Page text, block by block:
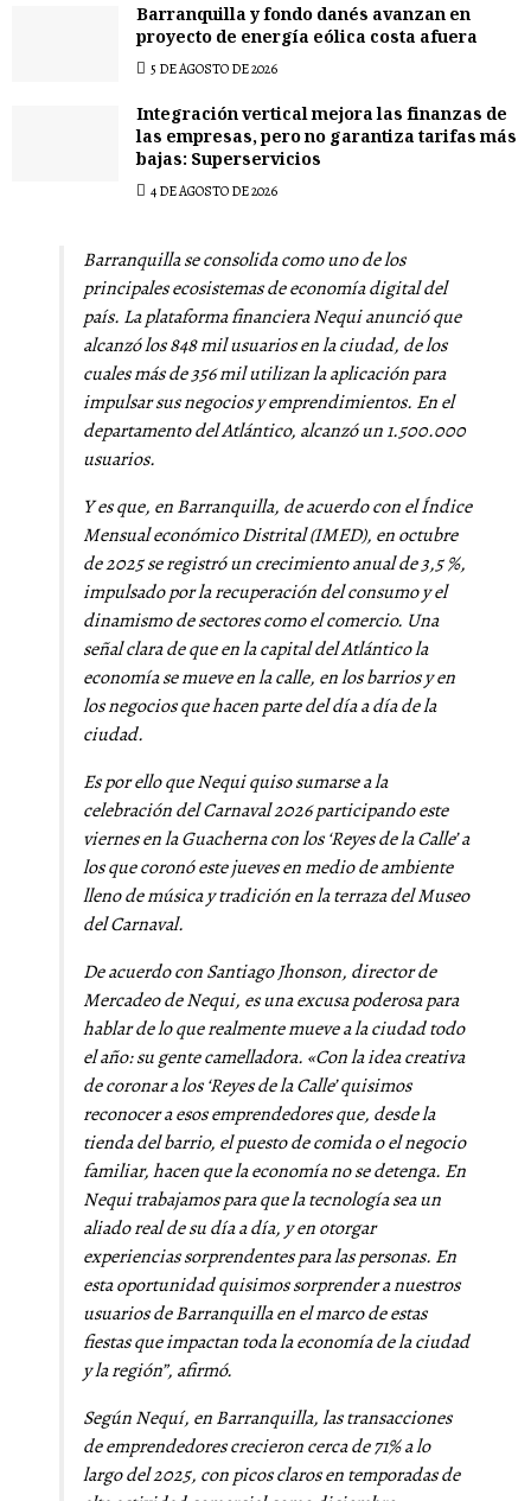
Barranquilla y fondo danés avanzan en
proyecto de energía eólica costa afuera
5 DE AGOSTO DE 2026
Integración vertical mejora las finanzas de
las empresas, pero no garantiza tarifas más
bajas: Superservicios
4 DE AGOSTO DE 2026
Barranquilla se consolida como uno de los
principales ecosistemas de economía digital del
país. La plataforma financiera Nequi anunció que
alcanzó los 848 mil usuarios en la ciudad, de los
cuales más de 356 mil utilizan la aplicación para
impulsar sus negocios y emprendimientos. En el
departamento del Atlántico, alcanzó un 1.500.000
usuarios.
Y es que, en Barranquilla, de acuerdo con el Índice
Mensual económico Distrital (IMED), en octubre
de 2025 se registró un crecimiento anual de 3,5 %,
impulsado por la recuperación del consumo y el
dinamismo de sectores como el comercio. Una
señal clara de que en la capital del Atlántico la
economía se mueve en la calle, en los barrios y en
los negocios que hacen parte del día a día de la
ciudad.
Es por ello que Nequi quiso sumarse a la
celebración del Carnaval 2026 participando este
viernes en la Guacherna con los ‘Reyes de la Calle’ a
los que coronó este jueves en medio de ambiente
lleno de música y tradición en la terraza del Museo
del Carnaval.
De acuerdo con Santiago Jhonson, director de
Mercadeo de Nequi, es una excusa poderosa para
hablar de lo que realmente mueve a la ciudad todo
el año: su gente camelladora. «Con la idea creativa
de coronar a los ‘Reyes de la Calle’ quisimos
reconocer a esos emprendedores que, desde la
tienda del barrio, el puesto de comida o el negocio
familiar, hacen que la economía no se detenga. En
Nequi trabajamos para que la tecnología sea un
aliado real de su día a día, y en otorgar
experiencias sorprendentes para las personas. En
esta oportunidad quisimos sorprender a nuestros
usuarios de Barranquilla en el marco de estas
fiestas que impactan toda la economía de la ciudad
y la región”, afirmó.
Según Nequí, en Barranquilla, las transacciones
de emprendedores crecieron cerca de 71% a lo
largo del 2025, con picos claros en temporadas de